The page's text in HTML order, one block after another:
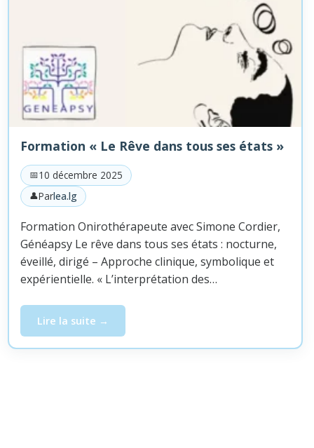
Formation « Le Rêve dans tous ses états »
10 décembre 2025
Parlea.lg
Formation Onirothérapeute avec Simone Cordier,
Généapsy Le rêve dans tous ses états : nocturne,
éveillé, dirigé – Approche clinique, symbolique et
expérientielle. « L’interprétation des…
Lire la suite
Formation « Le Rêve dans tous ses états »